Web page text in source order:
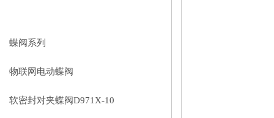
蝶阀系列
物联网电动蝶阀
软密封对夹蝶阀D971X-10